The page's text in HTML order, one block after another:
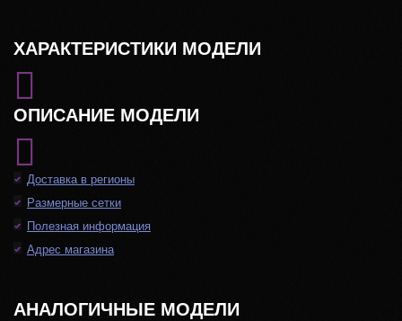
ХАРАКТЕРИСТИКИ МОДЕЛИ
ОПИСАНИЕ МОДЕЛИ
Доставка в регионы
Размерные сетки
Полезная информация
Адрес магазина
АНАЛОГИЧНЫЕ МОДЕЛИ